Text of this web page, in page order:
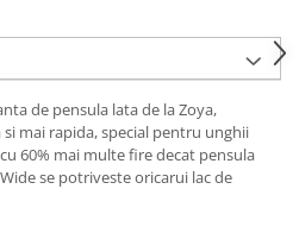
de pensula lata de la Zoya,
mai rapida, special pentru unghii
60% mai multe fire decat pensula
se potriveste oricarui lac de